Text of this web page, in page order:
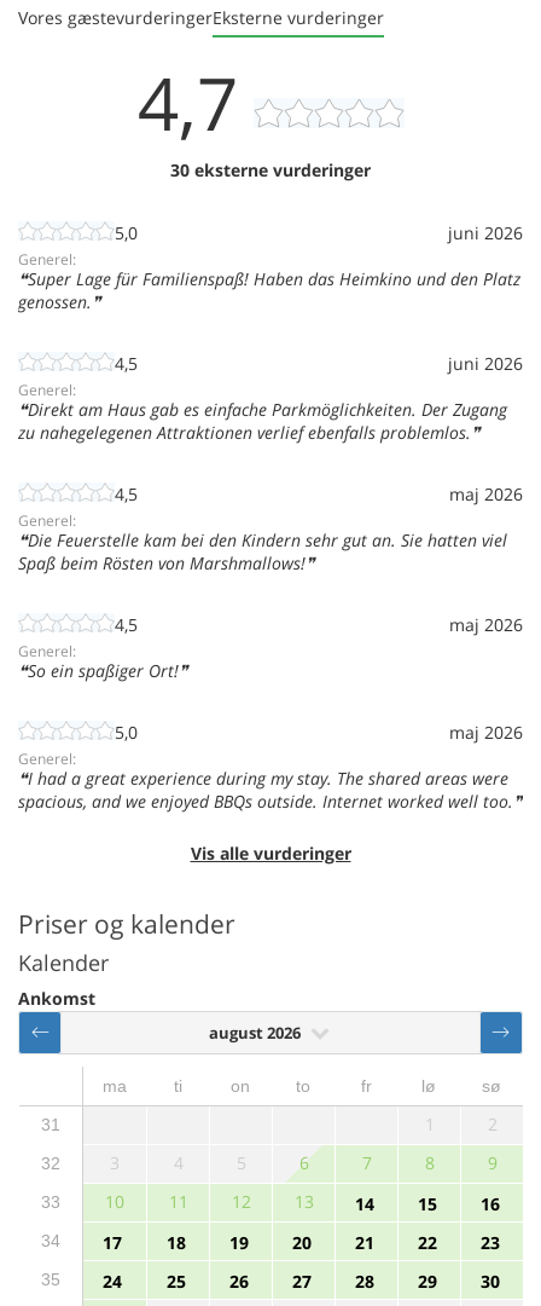
Vores gæstevurderingerEksterne vurderinger
4,7
30 eksterne vurderinger
5,0 juni 2026
Generel:
Super Lage für Familienspaß! Haben das Heimkino und den Platz
genossen.
4,5 juni 2026
Generel:
Direkt am Haus gab es einfache Parkmöglichkeiten. Der Zugang
zu nahegelegenen Attraktionen verlief ebenfalls problemlos.
4,5 maj 2026
Generel:
Die Feuerstelle kam bei den Kindern sehr gut an. Sie hatten viel
Spaß beim Rösten von Marshmallows!
4,5 maj 2026
Generel:
So ein spaßiger Ort!
5,0 maj 2026
Generel:
I had a great experience during my stay. The shared areas were
spacious, and we enjoyed BBQs outside. Internet worked well too.
Vis alle vurderinger
Priser og kalender
Kalender
Ankomst
august 2026
ma ti on to fr lø
sø
31
1 2
32 3 4 5 6 7 8 9
33 10 11 12 13 14 15 16
34 17 18 19 20 21 22 23
35 24 25 26 27 28 29 30